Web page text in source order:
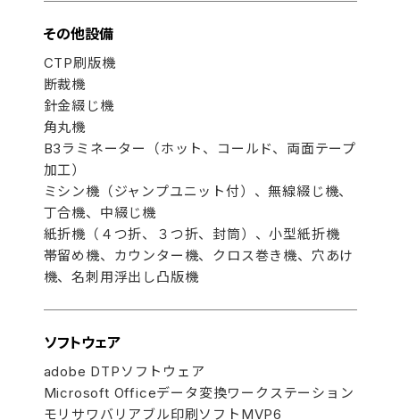
その他設備
CTP刷版機
断裁機
針金綴じ機
角丸機
B3ラミネーター（ホット、コールド、両面テープ
加工）
ミシン機（ジャンプユニット付）、無線綴じ機、
丁合機、中綴じ機
紙折機（４つ折、３つ折、封筒）、小型紙折機
帯留め機、カウンター機、クロス巻き機、穴あけ
機、名刺用浮出し凸版機
ソフトウェア
adobe DTPソフトウェア
Microsoft Officeデータ変換ワークステーション
モリサワバリアブル印刷ソフトMVP6